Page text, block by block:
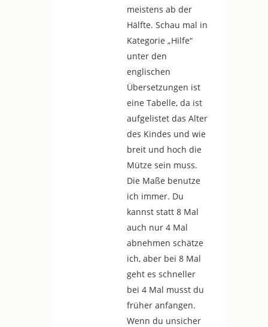
meistens ab der
Hälfte. Schau mal in
Kategorie „Hilfe“
unter den
englischen
Übersetzungen ist
eine Tabelle, da ist
aufgelistet das Alter
des Kindes und wie
breit und hoch die
Mütze sein muss.
Die Maße benutze
ich immer. Du
kannst statt 8 Mal
auch nur 4 Mal
abnehmen schätze
ich, aber bei 8 Mal
geht es schneller
bei 4 Mal musst du
früher anfangen.
Wenn du unsicher